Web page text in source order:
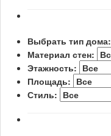
Выбрать тип дома:
Материал стен:
Этажность:
Площадь:
Стиль: